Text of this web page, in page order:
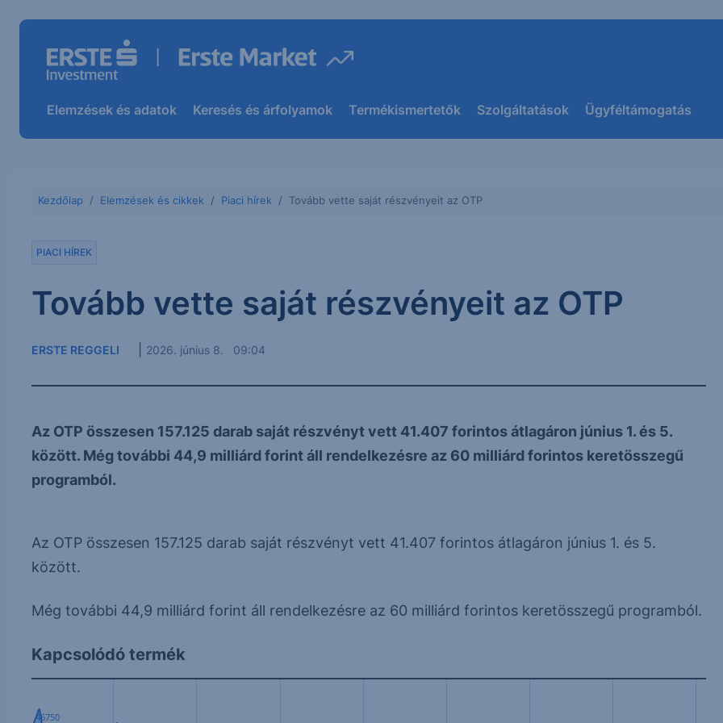
Elemzések és adatok Keresés és árfolyamok Termékismertetők Szolgáltatások Ügyféltámogatás
Kezdőlap Elemzések és cikkek Piaci hírek Tovább vette saját részvényeit az OTP
PIACI HÍREK
Tovább vette saját részvényeit az OTP
ERSTE REGGELI 2026. június 8. 09:04
Az OTP összesen 157.125 darab saját részvényt vett 41.407 forintos átlagáron június 1. és 5.
között. Még további 44,9 milliárd forint áll rendelkezésre az 60 milliárd forintos keretösszegű
programból.
Az OTP összesen 157.125 darab saját részvényt vett 41.407 forintos átlagáron június 1. és 5.
között.
Még további 44,9 milliárd forint áll rendelkezésre az 60 milliárd forintos keretösszegű programból.
Kapcsolódó termék
46750